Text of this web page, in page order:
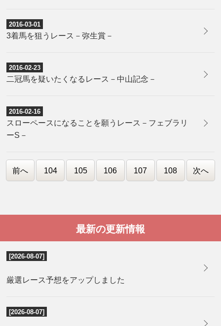
2016-03-01
​3着馬を狙うレース－弥生賞－
2016-02-23
二冠馬を疑いたくなるレース－中山記念－
2016-02-16
スローペースになることを願うレース－フェブラリ
ーS－
前へ 104 105 106 107 108 次へ
最新の更新情報
[2026-08-07]
厳選レース予想をアップしました
[2026-08-07]